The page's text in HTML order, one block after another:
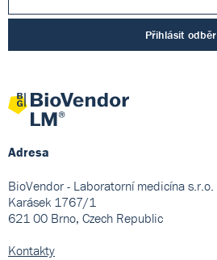
Přihlásit odběr
Adresa
BioVendor - Laboratorní medicína s.r.o.
Karásek 1767/1
621 00 Brno, Czech Republic
Kontakty